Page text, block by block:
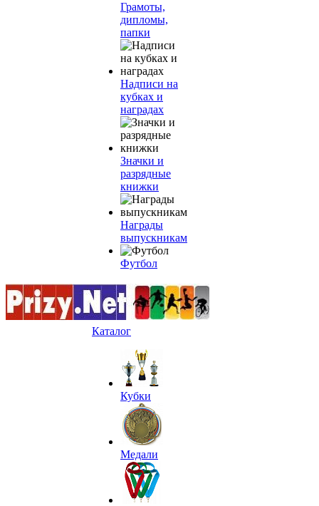
Грамоты,
дипломы,
папки
Надписи на
кубках и
наградах
Значки и
разрядные
книжки
Награды
выпускникам
Футбол
Каталог
Кубки
Медали